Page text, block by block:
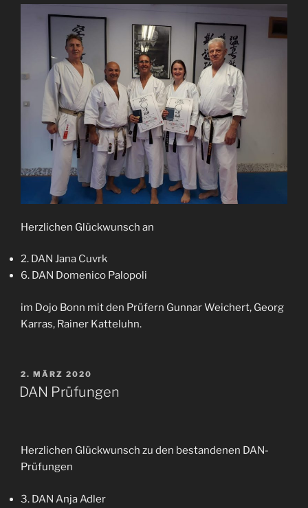
Herzlichen Glückwunsch an
2. DAN Jana Cuvrk
6. DAN Domenico Palopoli
im Dojo Bonn mit den Prüfern Gunnar Weichert, Georg
Karras, Rainer Katteluhn.
VERÖFFENTLICHT
AM
2. MÄRZ 2020
DAN Prüfungen
Herzlichen Glückwunsch zu den bestandenen DAN-
Prüfungen
3. DAN Anja Adler